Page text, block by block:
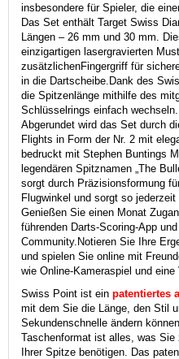
insbesondere für Spieler, die
Das Set enthält Target Swiss
Längen – 26 mm und 30 mm.
einzigartigen lasergravierten
zusätzlichenFingergriff für
in die Dartscheibe. Dank des
die Spitzenlänge mithilfe des
Schlüsselrings einfach wechseln.
Abgerundet wird das Set durch
Flights in Form der Nr. 2 mit
bedruckt mit Stephen Buntings
legendären Spitznamen „The
sorgt durch Präzisionsformung
Flugwinkel und sorgt so
Genießen Sie einen Monat
führenden Darts-Scoring-App
Community. Notieren Sie Ihre
und spielen Sie online mit
wie Online-Kameraspiel und
Swiss Point ist ein patentiertes
mit dem Sie die Länge, den Stil
Sekundenschnelle ändern
Taschenformat ist alles, was
Ihrer Spitze benötigen. Das